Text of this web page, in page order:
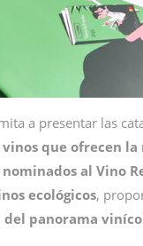
a presentar las
vinos que ofrecen
nominados al Vino
ecológicos,
panorama